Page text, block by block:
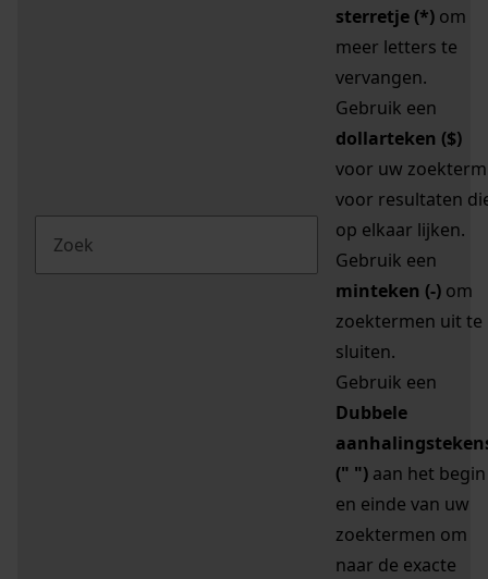
sterretje (*) om
meer letters te
vervangen.
Gebruik een
dollarteken ($)
voor uw zoekterm
voor resultaten
op elkaar lijken.
Gebruik een
minteken (-) om
zoektermen uit te
sluiten.
Gebruik een
Dubbele
(" ") aan het begin
en einde van uw
zoektermen om
naar de exacte